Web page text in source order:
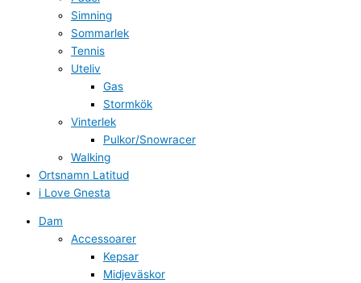
Simning
Sommarlek
Tennis
Uteliv
Gas
Stormkök
Vinterlek
Pulkor/Snowracer
Walking
Ortsnamn Latitud
i Love Gnesta
Dam
Accessoarer
Kepsar
Midjeväskor